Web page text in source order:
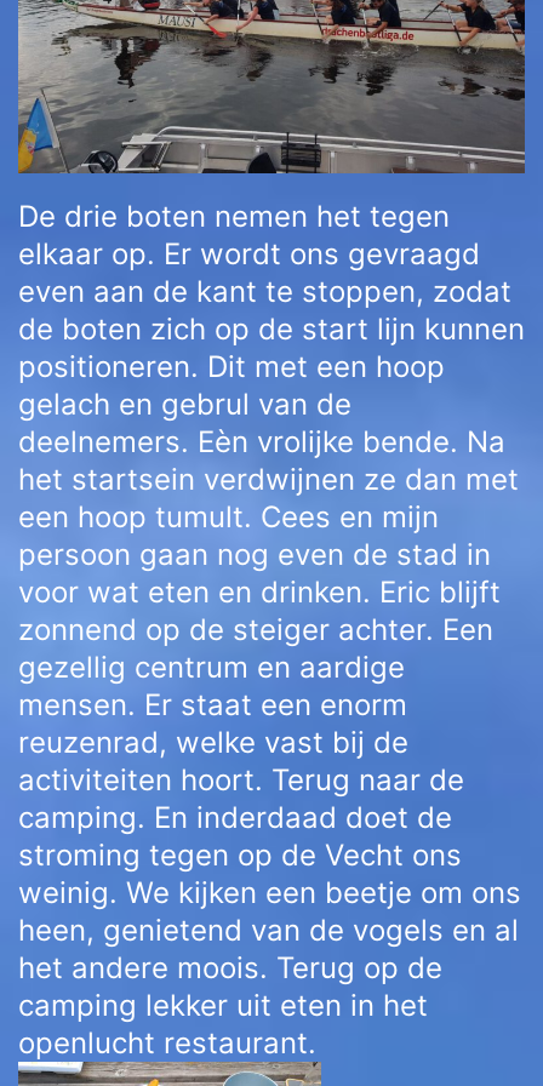
De drie boten nemen het tegen
elkaar op. Er wordt ons gevraagd
even aan de kant te stoppen, zodat
de boten zich op de start lijn kunnen
positioneren. Dit met een hoop
gelach en gebrul van de
deelnemers. Eèn vrolijke bende. Na
het startsein verdwijnen ze dan met
een hoop tumult. Cees en mijn
persoon gaan nog even de stad in
voor wat eten en drinken. Eric blijft
zonnend op de steiger achter. Een
gezellig centrum en aardige
mensen. Er staat een enorm
reuzenrad, welke vast bij de
activiteiten hoort. Terug naar de
camping. En inderdaad doet de
stroming tegen op de Vecht ons
weinig. We kijken een beetje om ons
heen, genietend van de vogels en al
het andere moois. Terug op de
camping lekker uit eten in het
openlucht restaurant.